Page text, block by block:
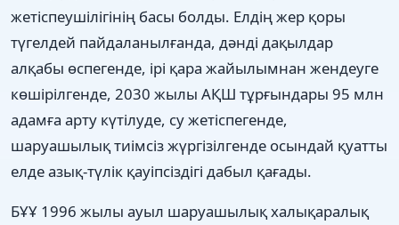
жетіспеушілігінің басы болды. Елдің жер қоры
түгелдей пайдаланылғанда, дәнді дақылдар
алқабы өспегенде, ірі қара жайылымнан жендеуге
көшірілгенде, 2030 жылы АҚШ тұрғындары 95 млн
адамға арту күтілуде, су жетіспегенде,
шаруашылық тиімсіз жүргізілгенде осындай қуатты
елде азық-түлік қауіпсіздігі дабыл қағады.
БҰҰ 1996 жылы ауыл шаруашылық халықаралық